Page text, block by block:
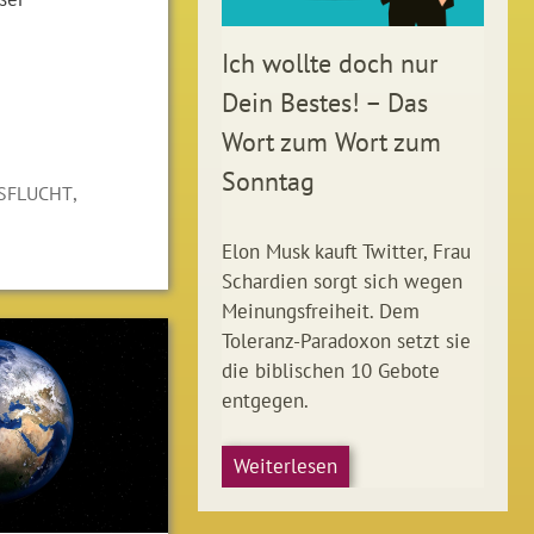
,
Ich wollte doch nur
Dein Bestes! – Das
Wort zum Wort zum
Sonntag
Elon Musk kauft Twitter, Frau
Schardien sorgt sich wegen
Meinungsfreiheit. Dem
Toleranz-Paradoxon setzt sie
die biblischen 10 Gebote
entgegen.
Weiterlesen